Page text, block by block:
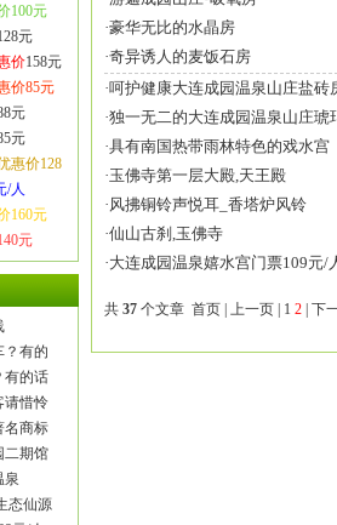
100元
元
价158元
价85元
元
元
惠价128
/人
160元
元
？有的
有的话
请惜怜
名商标
二期馆
泉
态仙源
·豪华无比的水晶房
·奇异诱人的麦饭石房
·呵护健康大连成园温泉山庄盐砖
·独一无二的大连成园温泉山庄琥
·具有南国热带雨林特色的戏水宫
·玉佛寺第一层大殿,天王殿
·风拂铜铃声悦耳_香塔炉风铃
·仙山古刹,玉佛寺
·大连成园温泉嬉水宫门票109元/
共 37 个文章 首页 上一页 1 2 | 下